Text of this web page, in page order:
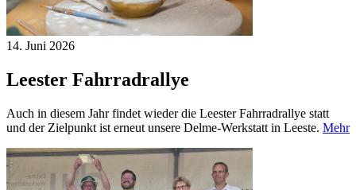
14. Juni 2026
Leester Fahrradrallye
Auch in diesem Jahr findet wieder die Leester Fahrradrallye statt
und der Zielpunkt ist erneut unsere Delme-Werkstatt in Leeste. Mehr